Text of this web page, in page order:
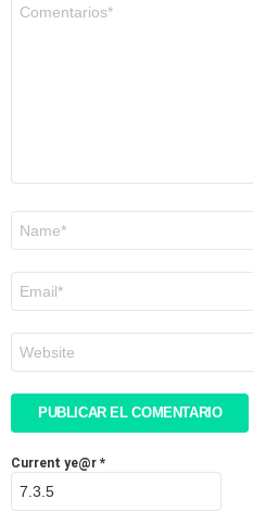
electrónico
*
Current ye@r *